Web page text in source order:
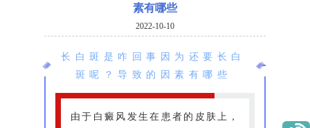
素有哪些
2022-10-10
长白斑是咋回事因为还要长白
斑呢？导致的因素有哪些
由于白癜风发生在患者的皮肤上，